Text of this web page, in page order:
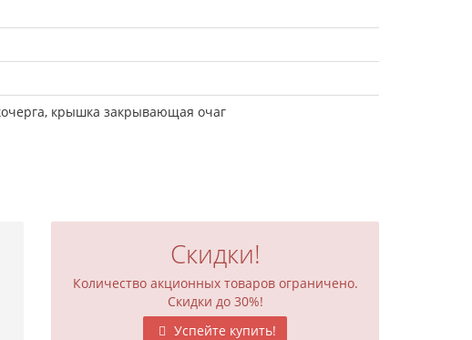
крышка закрывающая очаг
Скидки!
Количество акционных товаров ограничено.
Скидки до 30%!
Успейте купить!